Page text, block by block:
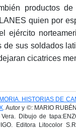
productos
quien por
ejército
de sus soldados
cicatrices
HISTORIAS DE
. Autor y ©: MARIO
Dibujo de
Editora Litocolor